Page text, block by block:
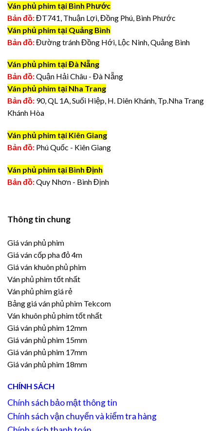
Ván phủ phim tại Bình Phước
Bản đồ:ĐT741, Thuận Lợi, Đồng Phú, Bình Phước
Ván phủ phim tại Quảng Bình
Bản đồ:Đường tránh Đồng Hới, Lộc Ninh, Quảng Bình
Ván phủ phim tại Đà Nẵng
Bản đồ:Quận Hải Châu - Đà Nẵng
Ván phủ phim tại Nha Trang
Bản đồ: 90, QL 1A, Suối Hiệp, H. Diên Khánh, Tp.Nha Trang
Khánh Hòa
Ván phủ phim tại Kiên Giang
Bản đồ: Phú Quốc - Kiên Giang
Ván phủ phim tại Bình Định
Bản đồ:Quy Nhơn - Bình Định
Thông tin chung
Giá ván phủ phim
Giá ván cốp pha đỏ 4m
Giá ván khuôn phủ phim
Ván phủ phim tốt nhất
Ván phủ phim giá rẻ
Bảng giá ván phủ phim Tekcom
Ván khuôn phủ phim tốt nhất
Giá ván phủ phim 12mm
Giá ván phủ phim 15mm
Giá ván phủ phim 17mm
Giá ván phủ phim 18mm
CHÍNH SÁCH
Chính sách bảo mật thông tin
Chính sách vận chuyển và kiểm tra hàng